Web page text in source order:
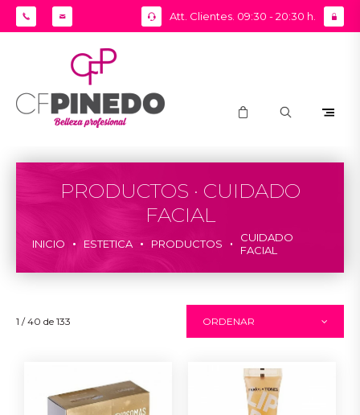
Att. Clientes. 09:30 - 20:30 h.
PRODUCTOS · CUIDADO
FACIAL
INICIO ESTETICA PRODUCTOS
CUIDADO
FACIAL
1 / 40 de 133 ORDENAR